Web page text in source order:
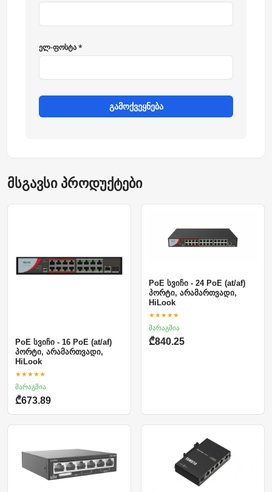
ელ-ფოსტა *
გამოქვეყნება
მსგავსი პროდუქტები
PoE სვიჩი - 16 PoE (at/af)
პორტი, არამართვადი,
HiLook
★★★★★
მარაგშია
₾673.89
PoE სვიჩი - 24 PoE (at/af)
პორტი, არამართვადი,
HiLook
★★★★★
მარაგშია
₾840.25